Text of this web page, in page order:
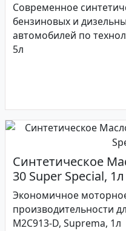
Современное
бензиновых и
автомобилей по
5л
Синтетическое
30 Super Special, 1л
Экономичное
производительности
M2C913-D, Suprema, 1л